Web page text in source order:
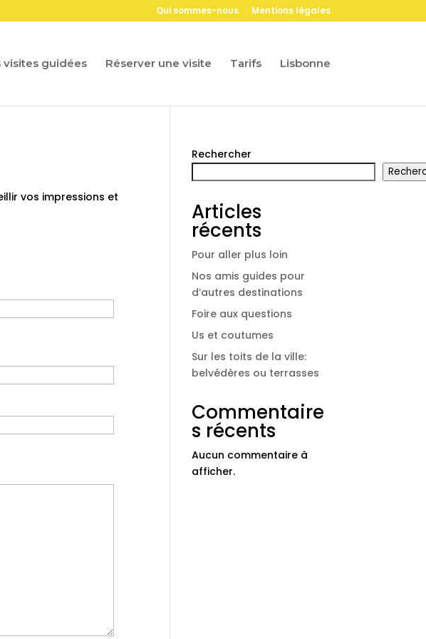
Qui sommes-nous Mentions légales
visites guidées Réserver une visite Tarifs Lisbonne
vos impressions et
Rechercher
Articles
récents
Pour aller plus loin
Nos amis guides pour
d’autres destinations
Foire aux questions
Us et coutumes
Sur les toits de la ville:
belvédères ou terrasses
Commentaire
s récents
Aucun commentaire à
afficher.